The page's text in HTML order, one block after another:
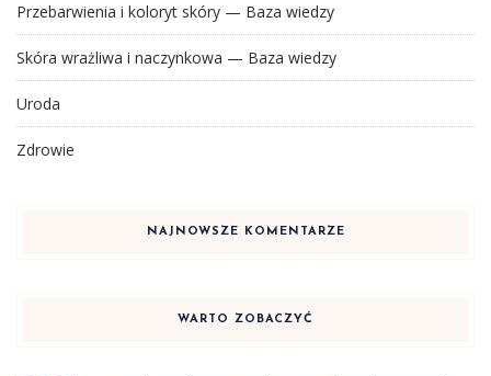
Przebarwienia i koloryt skóry — Baza wiedzy
Skóra wrażliwa i naczynkowa — Baza wiedzy
Uroda
Zdrowie
NAJNOWSZE KOMENTARZE
WARTO ZOBACZYĆ